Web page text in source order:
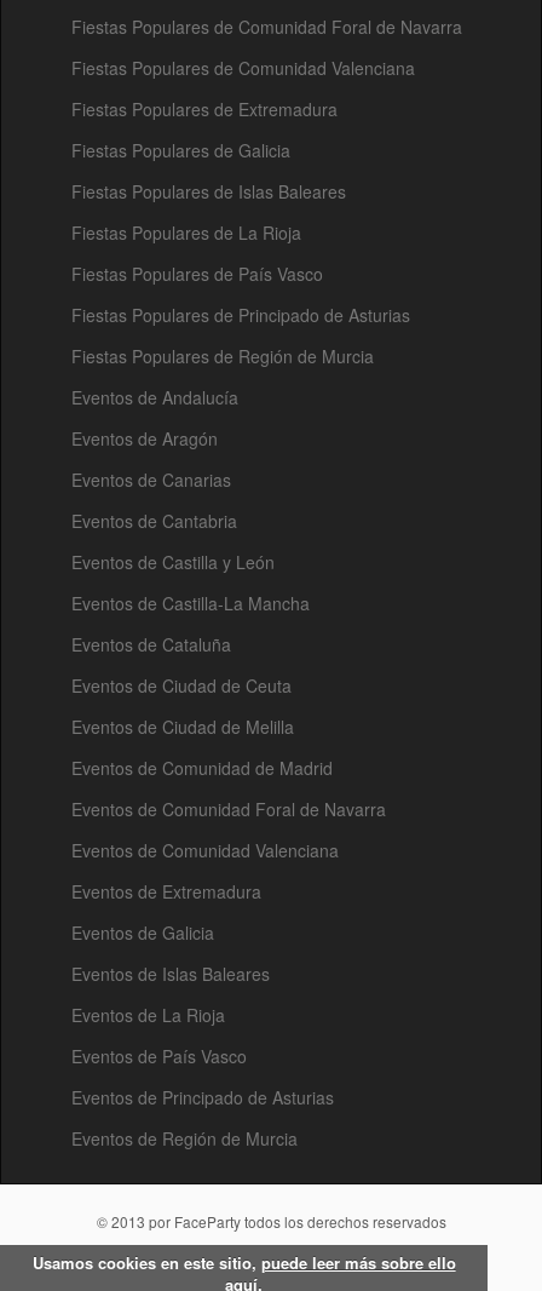
Fiestas Populares de Comunidad Foral de Navarra
Fiestas Populares de Comunidad Valenciana
Fiestas Populares de Extremadura
Fiestas Populares de Galicia
Fiestas Populares de Islas Baleares
Fiestas Populares de La Rioja
Fiestas Populares de País Vasco
Fiestas Populares de Principado de Asturias
Fiestas Populares de Región de Murcia
Eventos de Andalucía
Eventos de Aragón
Eventos de Canarias
Eventos de Cantabria
Eventos de Castilla y León
Eventos de Castilla-La Mancha
Eventos de Cataluña
Eventos de Ciudad de Ceuta
Eventos de Ciudad de Melilla
Eventos de Comunidad de Madrid
Eventos de Comunidad Foral de Navarra
Eventos de Comunidad Valenciana
Eventos de Extremadura
Eventos de Galicia
Eventos de Islas Baleares
Eventos de La Rioja
Eventos de País Vasco
Eventos de Principado de Asturias
Eventos de Región de Murcia
© 2013 por FaceParty todos los derechos reservados
Usamos cookies en este sitio, puede leer más sobre ello
aquí.